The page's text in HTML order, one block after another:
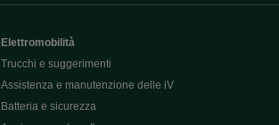
Elettromobilità
Trucchi e suggerimenti
Assistenza e manutenzione delle iV
Batteria e sicurezza